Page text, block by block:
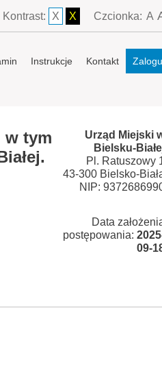
Kontrast: X X Czcionka: A
Instrukcje Kontakt
w tym
Urząd Miejski
Bielsku-
Pl. Ratuszowy
43-300 Bielsko-
NIP:
Data
postępowania:
09-